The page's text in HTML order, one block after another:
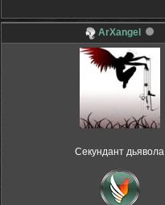
ArXangel
Секундант дьявола